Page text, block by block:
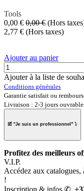
Tools
0,00 € 0,00€ (Hors
2,77 € (Hors taxes)
Ajouter au panier
Ajouter à la liste de
Conditions générales
Garantie satisfait ou
Livraison : 2-3 jours
🗹 "Je suis un professionnel " ⤵
Profitez des meilleurs
V.I.P.
Accédez aux catalogues,
!
Inscription & infos ✆